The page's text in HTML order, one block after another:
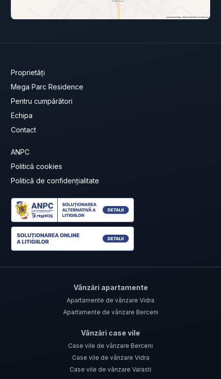
Proprietăți
Mega Parc Residence
Pentru cumpărători
Echipa
Contact
ANPC
Politică cookies
Politică de confidențialitate
Vânzări apartamente
Apartamente de vânzare Vidra
Apartamente de vânzare Berceni
Vânzări case vile
Case vile de vânzare Berceni
Case vile de vânzare Vidra
Case vile de vânzare Varasti